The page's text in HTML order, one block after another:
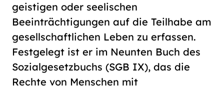
geistigen oder seelischen
Beeinträchtigungen auf die Teilhabe am
gesellschaftlichen Leben zu erfassen.
Festgelegt ist er im Neunten Buch des
Sozialgesetzbuchs (SGB IX), das die
Rechte von Menschen mit